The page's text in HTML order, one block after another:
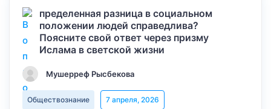
пределенная разница в социальном
положении людей справедлива?
Поясните свой ответ через призму
Ислама в светской жизни
Мушерреф Рысбекова
Обществознание 7 апреля, 2026